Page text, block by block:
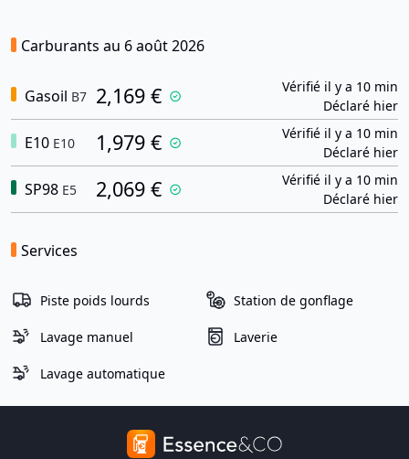
Carburants au 6 août 2026
Gasoil B7 2,169 €
Vérifié il y a 10 min
Déclaré hier
E10 E10 1,979 €
Vérifié il y a 10 min
Déclaré hier
SP98 E5 2,069 €
Vérifié il y a 10 min
Déclaré hier
Services
Piste poids lourds Station de gonflage
Lavage manuel Laverie
Lavage automatique